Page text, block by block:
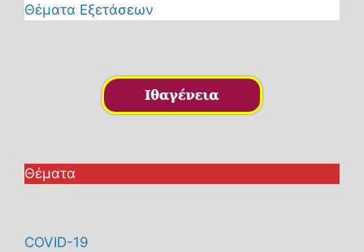
Θέματα Εξετάσεων
Θέματα
COVID-19